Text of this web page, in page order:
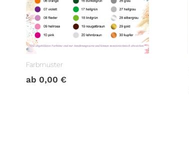
Farbmuster
ab 0,00 €